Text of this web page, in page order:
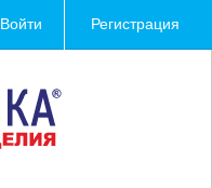
Войти Регистрация